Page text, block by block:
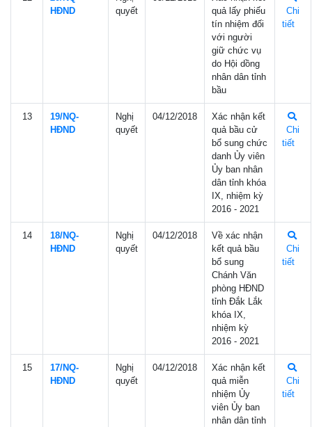
HÐND
quyết
quả lấy phiếu
tín nhiệm đối
với người
giữ chức vụ
do Hội dồng
nhân dân tỉnh
bầu
Chi
tiết
13
19/NQ-
HÐND
Nghị
quyết
04/12/2018
Xác nhận kết
quả bầu cử
bổ sung chức
danh Ủy viên
Ủy ban nhân
dân tỉnh khóa
IX, nhiệm kỳ
2016 - 2021
Chi
tiết
14
18/NQ-
HÐND
Nghị
quyết
04/12/2018
Về xác nhận
kết quả bầu
bổ sung
Chánh Văn
phòng HĐND
tỉnh Đắk Lắk
khóa IX,
nhiệm kỳ
2016 - 2021
Chi
tiết
15
17/NQ-
HÐND
Nghị
quyết
04/12/2018
Xác nhận kết
quả miễn
nhiệm Ủy
viên Ủy ban
nhân dân tỉnh
Chi
tiết